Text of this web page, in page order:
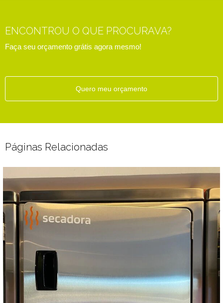
ENCONTROU O QUE PROCURAVA?
Faça seu orçamento grátis agora mesmo!
Quero meu orçamento
Páginas Relacionadas